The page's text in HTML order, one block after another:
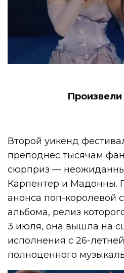
Второй уикенд
преподнес тысячам
сюрприз —
Карпентер и Мадонны.
анонса поп-королевой
альбома, релиз
3 июля, она вышла на
исполнения с 26-
полноценного